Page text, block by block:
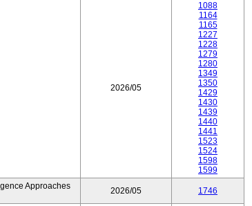
2026/05
1088
1164
1165
1227
1228
1279
1280
1349
1350
1429
1430
1439
1440
1441
1523
1524
1598
1599
Approaches
2026/05 1746